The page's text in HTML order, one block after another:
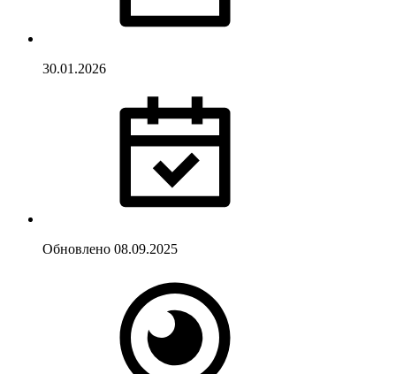
30.01.2026
Обновлено 08.09.2025